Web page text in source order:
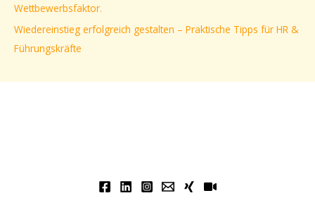
Wettbewerbsfaktor.
Wiedereinstieg erfolgreich gestalten – Praktische Tipps für HR &
Führungskräfte